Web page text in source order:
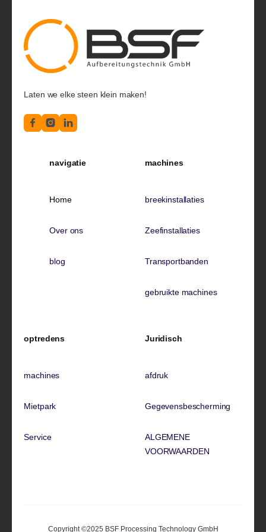
Laten we elke steen klein maken!
navigatie
Home
Over ons
blog
machines
breekinstallaties
Zeefinstallaties
Transportbanden
gebruikte machines
optredens
machines
Mietpark
Service
Juridisch
afdruk
Gegevensbescherming
ALGEMENE
VOORWAARDEN
Copyright ©2025 BSF Processing Technology GmbH